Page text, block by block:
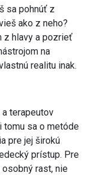
sa pohnúť z
ako z neho?
z hlavy a pozrieť
na
realitu inak.
terapeutov
tomu sa o metóde
pre jej širokú
prístup. Pre
rast, nie